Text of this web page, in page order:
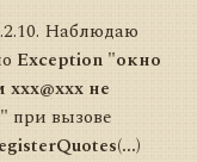
Наблюдаю
Exception "окно
xxx@xxx не
при вызове